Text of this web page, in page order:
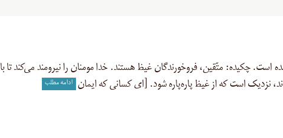
شدید، این مفهوم از مادّه «غ ی ظ» ۱۱ بار آمده است. چکیده: متّقین، فروخورندگان غیظ هستند. خدا مومنان را نیرومند می‌کند تا با
نزدیک است که از غیظ پاره‌پاره شود. [ای کسانی که ایمان
ادامه مطلب